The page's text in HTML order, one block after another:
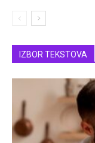
IZBOR TEKSTOVA